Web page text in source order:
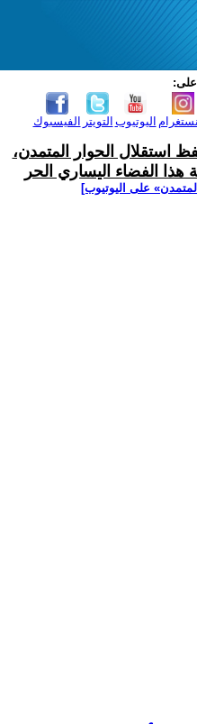
على:
الفيسبوك التويتر اليوتيوب
استقلال الحوار المتمدن،
الفضاء اليساري الحر
على اليوتيوب]